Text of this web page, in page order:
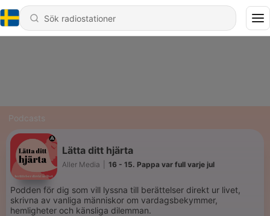
Podcasts
Lätta ditt hjärta
Aller Media 16 - 15. Pappa var full varje jul
Podden för dig som vill lyssna till berättelser direkt ur livet,
skrivna av vanliga människor om vardagsbekymmer,
hemligheter och känsliga dilemman.